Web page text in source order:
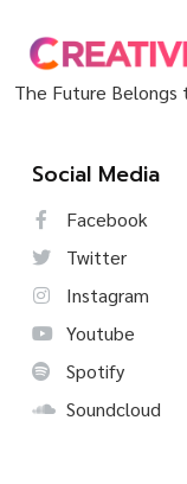
The Future Belongs
Social Media
Facebook
Twitter
Instagram
Youtube
Spotify
Soundcloud